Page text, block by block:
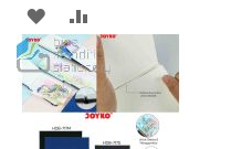
ADD
TO
WISH
LIST
TO
COMPARE